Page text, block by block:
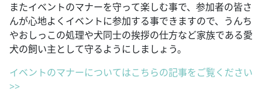
またイベントのマナーを守って楽しむ事で、参加者の皆さ
んが心地よくイベントに参加する事できますので、うんち
やおしっこの処理や犬同士の挨拶の仕方など家族である愛
犬の飼い主として守るようにしましょう。
イベントのマナーについてはこちらの記事をご覧ください
>>